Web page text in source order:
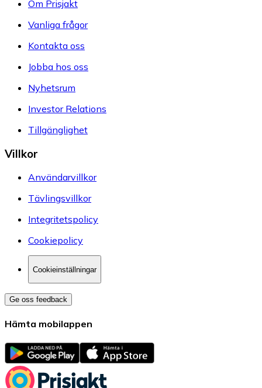
Om Prisjakt
Vanliga frågor
Kontakta oss
Jobba hos oss
Nyhetsrum
Investor Relations
Tillgänglighet
Villkor
Användarvillkor
Tävlingsvillkor
Integritetspolicy
Cookiepolicy
Cookieinställningar
Ge oss feedback
Hämta mobilappen